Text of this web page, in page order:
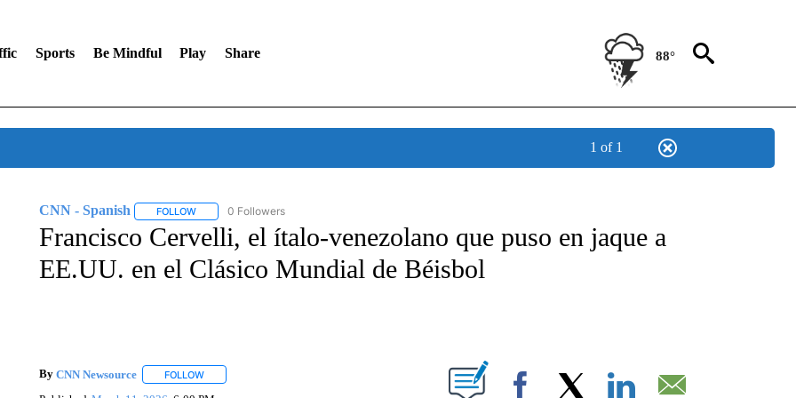
Sports Be Mindful Play Share 88°
1 of 1
CNN - Spanish FOLLOWFOLLOW "CNN - SPANISH" TO RECEIVE NOTIFICATIONS ABOUT NEW PAGES ON "CNN - SPANISH".
0 Followers
Francisco Cervelli, el ítalo-venezolano que puso en jaque a
EE.UU. en el Clásico Mundial de Béisbol
By CNN Newsource FOLLOWFOLLOW "" TO RECEIVE NOTIFICATIONS ABOUT NEW PAGES ON "".